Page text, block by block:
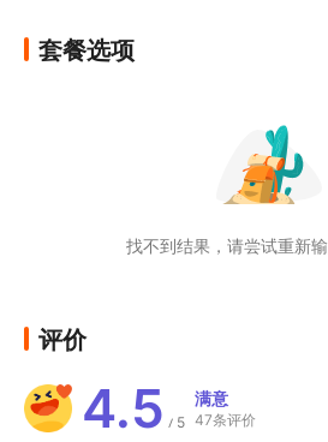
套餐选项
找不到结果，请尝试重新
评价
4.5 / 5
满意
47条评价